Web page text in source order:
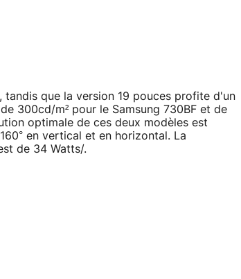
tandis que la version 19 pouces profite d'un
300cd/m² pour le Samsung 730BF et de
optimale de ces deux modèles est
en vertical et en horizontal. La
de 34 Watts/.